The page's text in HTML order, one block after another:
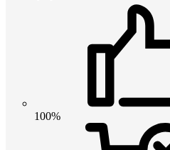
100%